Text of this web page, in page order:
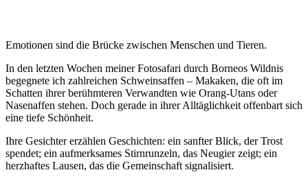
Emotionen sind die Brücke zwischen Menschen und Tieren.
In den letzten Wochen meiner Fotosafari durch Borneos Wildnis
begegnete ich zahlreichen Schweinsaffen – Makaken, die oft im
Schatten ihrer berühmteren Verwandten wie Orang-Utans oder
Nasenaffen stehen. Doch gerade in ihrer Alltäglichkeit offenbart sich
eine tiefe Schönheit.
Ihre Gesichter erzählen Geschichten: ein sanfter Blick, der Trost
spendet; ein aufmerksames Stirnrunzeln, das Neugier zeigt; ein
herzhaftes Lausen, das die Gemeinschaft signalisiert.